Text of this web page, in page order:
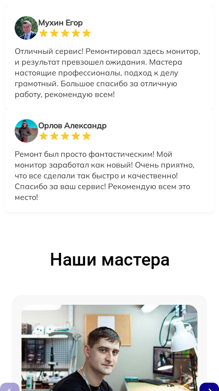
Мухин Егор
Отличный сервис! Ремонтировал здесь монитор,
и результат превзошел ожидания. Мастера
настоящие профессионалы, подход к делу
грамотный. Большое спасибо за отличную
работу, рекомендую всем!
Орлов Александр
Ремонт был просто фантастическим! Мой
монитор заработал как новый! Очень приятно,
что все сделали так быстро и качественно!
Спасибо за ваш сервис! Рекомендую всем это
место!
Наши мастера